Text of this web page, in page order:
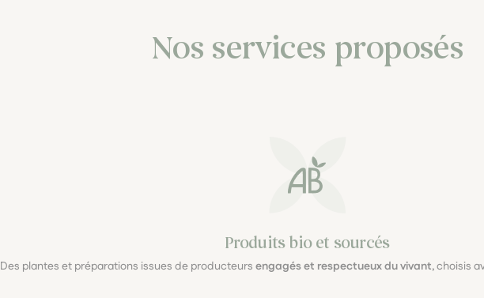
Nos services proposés
Produits bio et sourcés
Des plantes et préparations issues de producteurs engagés et respectueux du vivant, choisis